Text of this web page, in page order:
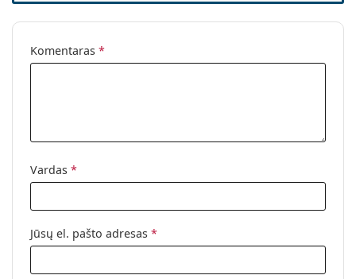
Komentaras *
Vardas *
Jūsų el. pašto adresas *